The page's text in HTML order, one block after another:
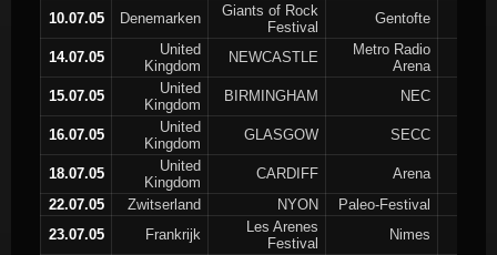
10.07.05 Denemarken
Giants of Rock
Festival
Gentofte
14.07.05
United
Kingdom
NEWCASTLE
Metro Radio
Arena
15.07.05
United
Kingdom
BIRMINGHAM NEC
16.07.05
United
Kingdom
GLASGOW SECC
18.07.05
United
Kingdom
CARDIFF
Arena
22.07.05
Zwitserland NYON
Paleo-Festival
23.07.05
Frankrijk
Les Arenes
Festival
Nimes